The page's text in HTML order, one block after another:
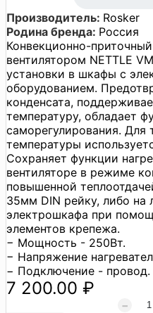
Производитель: Rosker
Родина бренда: Россия
Конвекционно-
вентилятором NETTLE
установки в шкафы с
оборудованием.
конденсата,
температуру, обладает
саморегулирования. Для
температуры
Сохраняет функции
вентиляторе в режиме
повышенной
35мм DIN рейку, либо на
электрошкафа при
элементов крепежа.
− Мощность - 250Вт.
− Напряжение
− Подключение - провод.
7 200.00 ₽